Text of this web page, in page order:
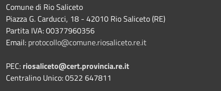
Comune di Rio Saliceto
Piazza G. Carducci, 18 - 42010 Rio Saliceto (RE)
Partita IVA: 00377960356
Email: protocollo@comune.riosaliceto.re.it
PEC: riosaliceto@cert.provincia.re.it
Centralino Unico: 0522 647811